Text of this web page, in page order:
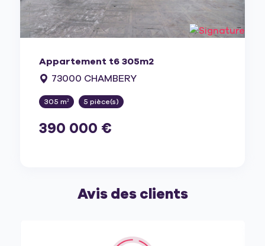
Appartement t6 305m2
73000 CHAMBERY
305 m² 5 pièce(s)
390 000 €
Avis des clients